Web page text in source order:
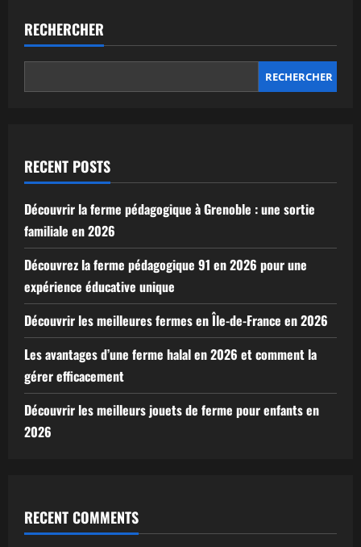
traditions
et
2026
publications
RECHERCHER
RECHERCHER
RECENT POSTS
Découvrir la ferme pédagogique à Grenoble : une sortie
familiale en 2026
Découvrez la ferme pédagogique 91 en 2026 pour une
expérience éducative unique
Découvrir les meilleures fermes en Île-de-France en 2026
Les avantages d’une ferme halal en 2026 et comment la
gérer efficacement
Découvrir les meilleurs jouets de ferme pour enfants en
2026
RECENT COMMENTS